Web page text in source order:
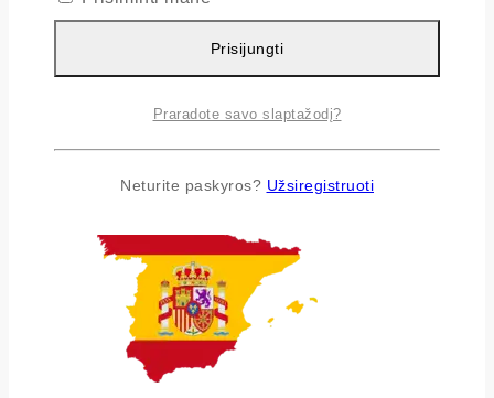
Airija
Prisijungti
Praradote savo slaptažodį?
Neturite paskyros? Užsiregistruoti